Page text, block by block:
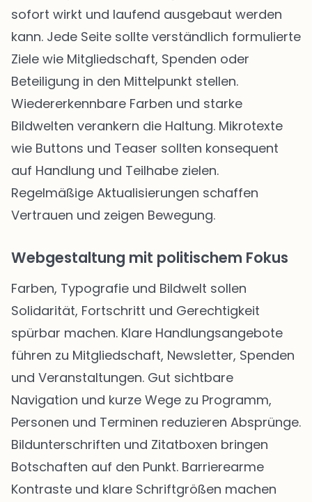
sofort wirkt und laufend ausgebaut werden
kann. Jede Seite sollte verständlich formulierte
Ziele wie Mitgliedschaft, Spenden oder
Beteiligung in den Mittelpunkt stellen.
Wiedererkennbare Farben und starke
Bildwelten verankern die Haltung. Mikrotexte
wie Buttons und Teaser sollten konsequent
auf Handlung und Teilhabe zielen.
Regelmäßige Aktualisierungen schaffen
Vertrauen und zeigen Bewegung.
Webgestaltung mit politischem Fokus
Farben, Typografie und Bildwelt sollen
Solidarität, Fortschritt und Gerechtigkeit
spürbar machen. Klare Handlungsangebote
führen zu Mitgliedschaft, Newsletter, Spenden
und Veranstaltungen. Gut sichtbare
Navigation und kurze Wege zu Programm,
Personen und Terminen reduzieren Absprünge.
Bildunterschriften und Zitatboxen bringen
Botschaften auf den Punkt. Barrierearme
Kontraste und klare Schriftgrößen machen